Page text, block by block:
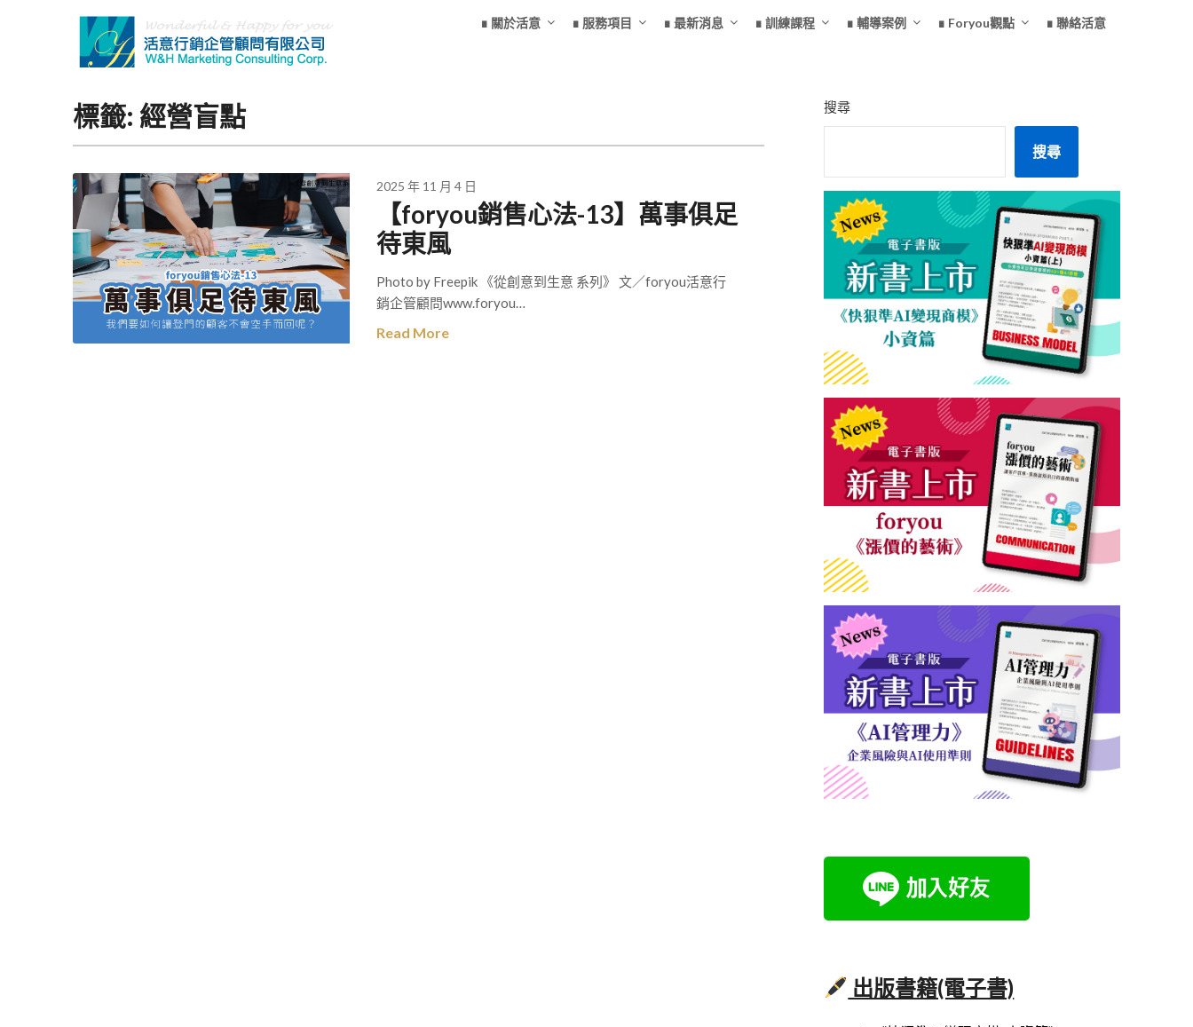
∎ 關於活意 ∎ 服務項目 ∎ 最新消息 ∎ 訓練課程 ∎ 輔導案例 ∎ Foryou觀點 ∎ 聯絡活意
標籤: 經營盲點
2025 年 11 月 4 日
【foryou銷售心法-13】萬事俱足
待東風
Photo by Freepik 《從創意到生意 系列》 文／foryou活意行
銷企管顧問www.foryou…
Read More
搜尋
搜尋
出版書籍(電子書)